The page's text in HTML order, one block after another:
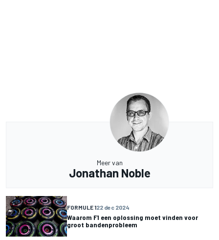
Meer van
Jonathan Noble
FORMULE 122 dec 2024
Waarom F1 een oplossing moet vinden voor
groot bandenprobleem